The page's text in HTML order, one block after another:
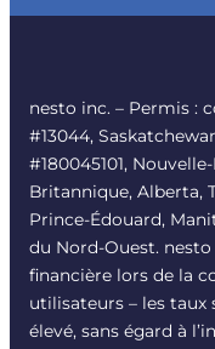
nesto inc. – Permis :
#13044,
#180045101,
Britannique, Alberta,
Prince-Édouard,
du Nord-Ouest.
financière lors de la
utilisateurs – les taux
élevé, sans égard à